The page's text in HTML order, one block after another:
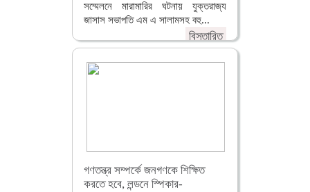
সম্মেলনে মারামারির ঘটনায় যুক্তরাজ্য
জাসাস সভাপতি এম এ সালামসহ বহু...
বিস্তারিত
গণতন্ত্র সম্পর্কে জনগণকে শিক্ষিত
করতে হবে, লন্ডনে স্পিকার-